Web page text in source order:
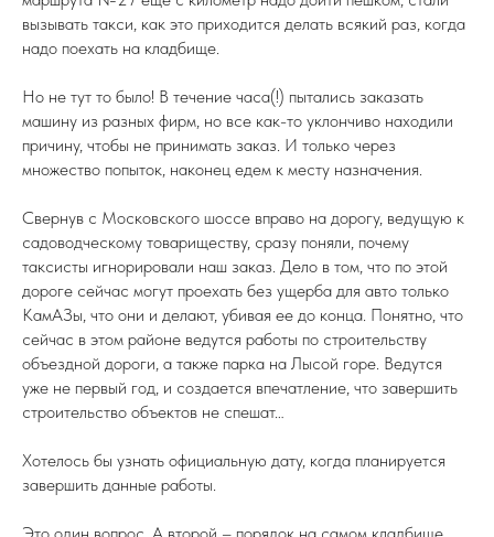
вызывать такси, как это приходится делать всякий раз, когда
надо поехать на кладбище.
Но не тут то было! В течение часа(!) пытались заказать
машину из разных фирм, но все как-то уклончиво находили
причину, чтобы не принимать заказ. И только через
множество попыток, наконец едем к месту назначения.
Свернув с Московского шоссе вправо на дорогу, ведущую к
садоводческому товариществу, сразу поняли, почему
таксисты игнорировали наш заказ. Дело в том, что по этой
дороге сейчас могут проехать без ущерба для авто только
КамАЗы, что они и делают, убивая ее до конца. Понятно, что
сейчас в этом районе ведутся работы по строительству
объездной дороги, а также парка на Лысой горе. Ведутся
уже не первый год, и создается впечатление, что завершить
строительство объектов не спешат…
Хотелось бы узнать официальную дату, когда планируется
завершить данные работы.